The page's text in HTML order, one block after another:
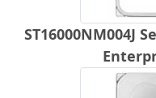
ST16000NM004J